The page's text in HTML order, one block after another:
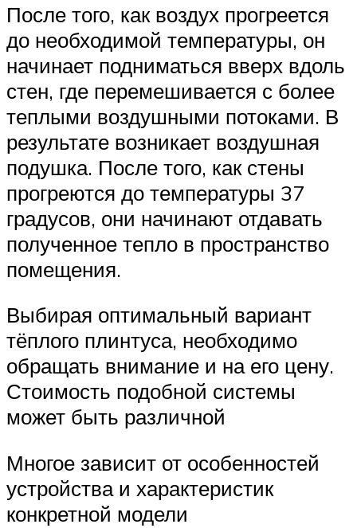
После того, как воздух прогреется
до необходимой температуры, он
начинает подниматься вверх вдоль
стен, где перемешивается с более
теплыми воздушными потоками. В
результате возникает воздушная
подушка. После того, как стены
прогреются до температуры 37
градусов, они начинают отдавать
полученное тепло в пространство
помещения.
Выбирая оптимальный вариант
тёплого плинтуса, необходимо
обращать внимание и на его цену.
Стоимость подобной системы
может быть различной
Многое зависит от особенностей
устройства и характеристик
конкретной модели